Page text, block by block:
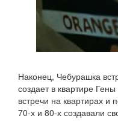
Наконец, Чебурашка
создает в квартире
встречи на квартирах
70-х и 80-х создавали